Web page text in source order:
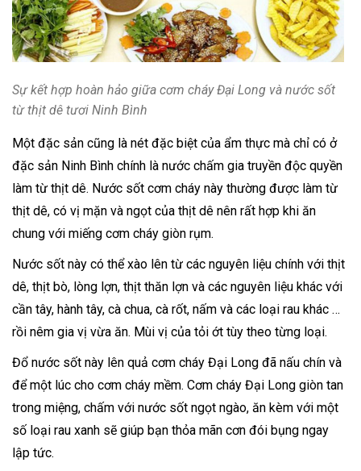
Sự kết hợp hoàn hảo giữa cơm cháy Đại Long và nước sốt
từ thịt dê tươi Ninh Bình
Một đặc sản cũng là nét đặc biệt của ẩm thực mà chỉ có ở
đặc sản Ninh Bình chính là nước chấm gia truyền độc quyền
làm từ thịt dê. Nước sốt cơm cháy này thường được làm từ
thịt dê, có vị mặn và ngọt của thịt dê nên rất hợp khi ăn
chung với miếng cơm cháy giòn rụm.
Nước sốt này có thể xào lên từ các nguyên liệu chính với thịt
dê, thịt bò, lòng lợn, thịt thăn lợn và các nguyên liệu khác với
cần tây, hành tây, cà chua, cà rốt, nấm và các loại rau khác …
rồi nêm gia vị vừa ăn. Mùi vị của tỏi ớt tùy theo từng loại.
Đổ nước sốt này lên quả cơm cháy Đại Long đã nấu chín và
để một lúc cho cơm cháy mềm. Cơm cháy Đại Long giòn tan
trong miệng, chấm với nước sốt ngọt ngào, ăn kèm với một
số loại rau xanh sẽ giúp bạn thỏa mãn cơn đói bụng ngay
lập tức.